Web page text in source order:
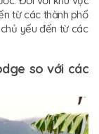
từ các thành phố
yếu đến từ các
so với các